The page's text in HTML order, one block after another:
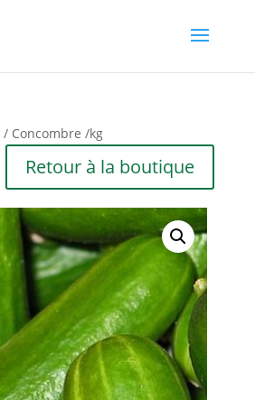
/ Concombre /kg
Retour à la boutique